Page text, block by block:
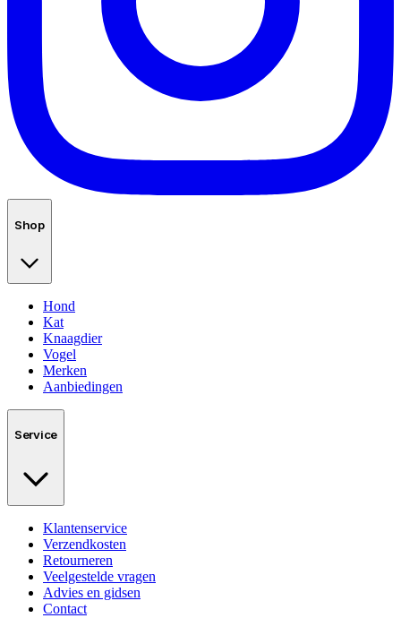
Shop
Hond
Kat
Knaagdier
Vogel
Merken
Aanbiedingen
Service
Klantenservice
Verzendkosten
Retourneren
Veelgestelde vragen
Advies en gidsen
Contact